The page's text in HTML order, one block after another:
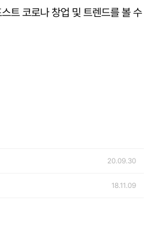
트 코로나 창업 및 트렌드를 볼 수
20.09.30
18.11.09